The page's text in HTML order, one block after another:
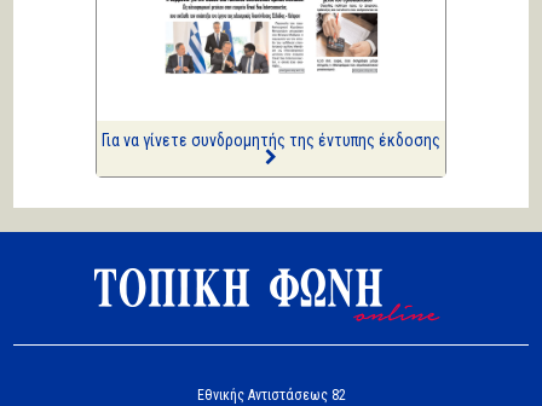
Ιστορίες Καθημερινής
Τρέλας
συλλήψεις...
Για να γίνετε συνδρομητής της έντυπης έκδοσης
Εθνικής Αντιστάσεως 82